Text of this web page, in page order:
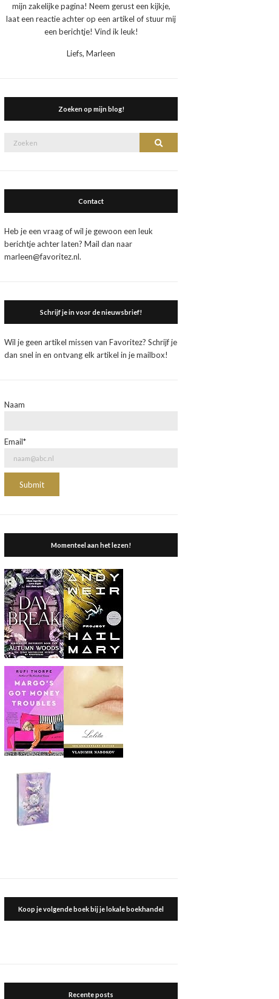
mijn zakelijke pagina! Neem gerust een kijkje,
laat een reactie achter op een artikel of stuur mij
een berichtje! Vind ik leuk!
Liefs, Marleen
Zoeken op mijn blog!
Zoek
Zoeken
Contact
Heb je een vraag of wil je gewoon een leuk
berichtje achter laten? Mail dan naar
marleen@favoritez.nl.
Schrijf je in voor de nieuwsbrief!
Wil je geen artikel missen van Favoritez? Schrijf je
dan snel in en ontvang elk artikel in je mailbox!
Naam
Email*
Momenteel aan het lezen!
Koop je volgende boek bij je lokale boekhandel
Recente posts